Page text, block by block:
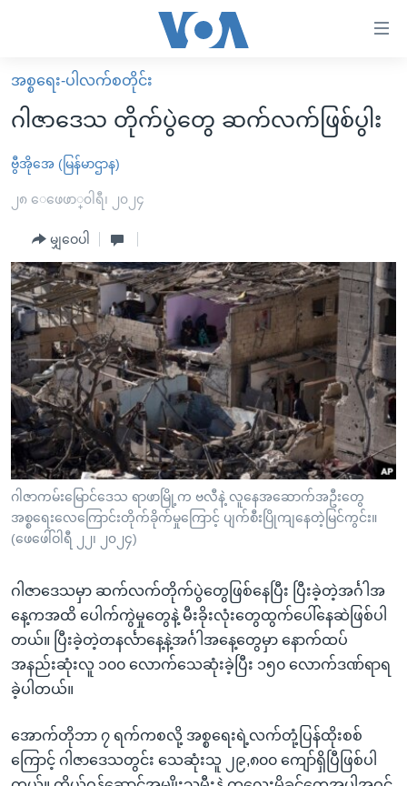
လွယ်ကူ
စေ
Link
များ
အကြောင်းအရာ
သို့
ကျော်
ကြည့်
ရန်
ပင်မ
ညွန်း
စာမျက်နှာ
ကြည့်
ရှာဖွေ
ရန်
နေရာ
သို့
ကျော်
မူလစာမျက်နှာ
မြန်မာ
ကမ္ဘာ့သတင်းများ
နိုင်ငံတကာ
တရုတ်
အစ္စရေး-ပါလက်စတိုင်း
ဗွီဒီယို
ရပ်ဝန်းတခု လမ်းတခု အလွန်
အင်္ဂလိပ်စာလေ့လာမယ်
အမေရိကန်သုံးအီဒီယံ
မကြေးမုံရဲ့ အင်္ဂလိပ်စာ
ရုပ်ရှင်ထဲက အင်္ဂလိပ်စာ
သုတပဒေသာ အင်္ဂလိပ်စာ
အပတ်စဉ်ကဏ္ဍများ
ရေဒီယို
တီဗွီ
ရေဒီယိုနှင့်ရုပ်သံ အချက်အလက်များ
ရေဒီယို/တီဗွီအစီအစဉ်
Learning English
ဗွီအိုအေ လူမှုကွန်ယက်များ
အစ္စရေး-ပါလက်စတိုင်း
ဂါဇာဒေသ တိုက်ပွဲတွေ ဆက်လက်ဖြစ်ပွါး
ဗွီအိုအေ (မြန်မာဌာန)
၂၈ ေဖေဖာ္၀ါရီ၊ ၂၀၂၄
မျှဝေပါ
ဂါဇာကမ်းမြောင်ဒေသ ရာဖာမြို့က ဗလီနဲ့ လူနေအဆောက်အဦးတွေ
အစ္စရေးလေကြောင်းတိုက်ခိုက်မှုကြောင့် ပျက်စီးပြိုကျနေတဲ့မြင်ကွင်း။
(ဖေဖေါ်ဝါရီ ၂၂၊ ၂၀၂၄)
ဂါဇာဒေသမှာ ဆက်လက်တိုက်ပွဲတွေဖြစ်နေပြီး ပြီးခဲ့တဲ့အင်္ဂါအ
နေ့ကအထိ ပေါက်ကွဲမှုတွေနဲ့ မီးခိုးလုံးတွေထွက်ပေါ်နေဆဲဖြစ်ပါ
တယ်။ ပြီးခဲ့တဲ့တနင်္လာနေ့နဲ့အင်္ဂါအနေ့တွေမှာ နောက်ထပ်
အနည်းဆုံးလူ ၁၀၀ လောက်သေဆုံးခဲ့ပြီး ၁၅၀ လောက်ဒဏ်ရာရ
ခဲ့ပါတယ်။
အောက်တိုဘာ ၇ ရက်ကစလို့ အစ္စရေးရဲ့လက်တုံ့ပြန်ထိုးစစ်
ကြောင့် ဂါဇာဒေသတွင်း သေဆုံးသူ ၂၉,၈၀၀ ကျော်ရှိပြီဖြစ်ပါ